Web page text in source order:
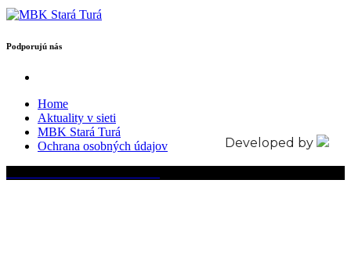
Podporujú nás
Home
Aktuality v sieti
MBK Stará Turá
Ochrana osobných údajov
Developed by